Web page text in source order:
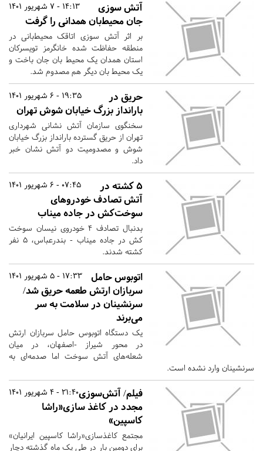
14:13 - 7 شهریور 1401
آتش سوزی
جان محیط‌بان همدانی را گرفت
بر اثر آتش سوزی اتاقک محیط‌بانی در
منطقه حفاظت شده خانگرمز تویسرکان
استان همدان یک محیط بان جان باخت و
یک محیط بان دیگر هم مصدوم شد.
19:35 - 6 شهریور 1401
حریق در
بارانداز بزرگ خیابان شوش تهران
سخنگوی سازمان آتش نشانی شهرداری
تهران از حریق گسترده بارانداز بزرگ خیابان
شوش و مصدومیت دو آتش نشان خبر
داد.
07:45 - 6 شهریور 1401
۵ کشته در
آتش تصادف خودروهای
سوخت‌کش در جاده میناب
بدنبال تصادف ۴ خودروی نیسان سوخت
کش در جاده میناب - بندرعباس، ۵ نفر
کشته شدند.
17:33 - 5 شهریور 1401
اتوبوس حامل
سربازان ارتش طعمه حریق شد/
سرنشینان در سلامت به سر
می‌برند
یک دستگاه اتوبوس حامل سربازان ارتش
در محور شیراز -اصفهان، در میان
شعله‌های آتش سوخت اما صدمه‌ای به
سرنشینان وارد نشده است.
21:40 - 4 شهریور 1401فیلم/ آتش‌سوزی
مجدد در کاغذ سازی«راشا
کاسپین»
مجتمع کاغذسازی«راشا کاسپین ایرانیان»
برای دومین بار در طی یک ماه گذشته دچار